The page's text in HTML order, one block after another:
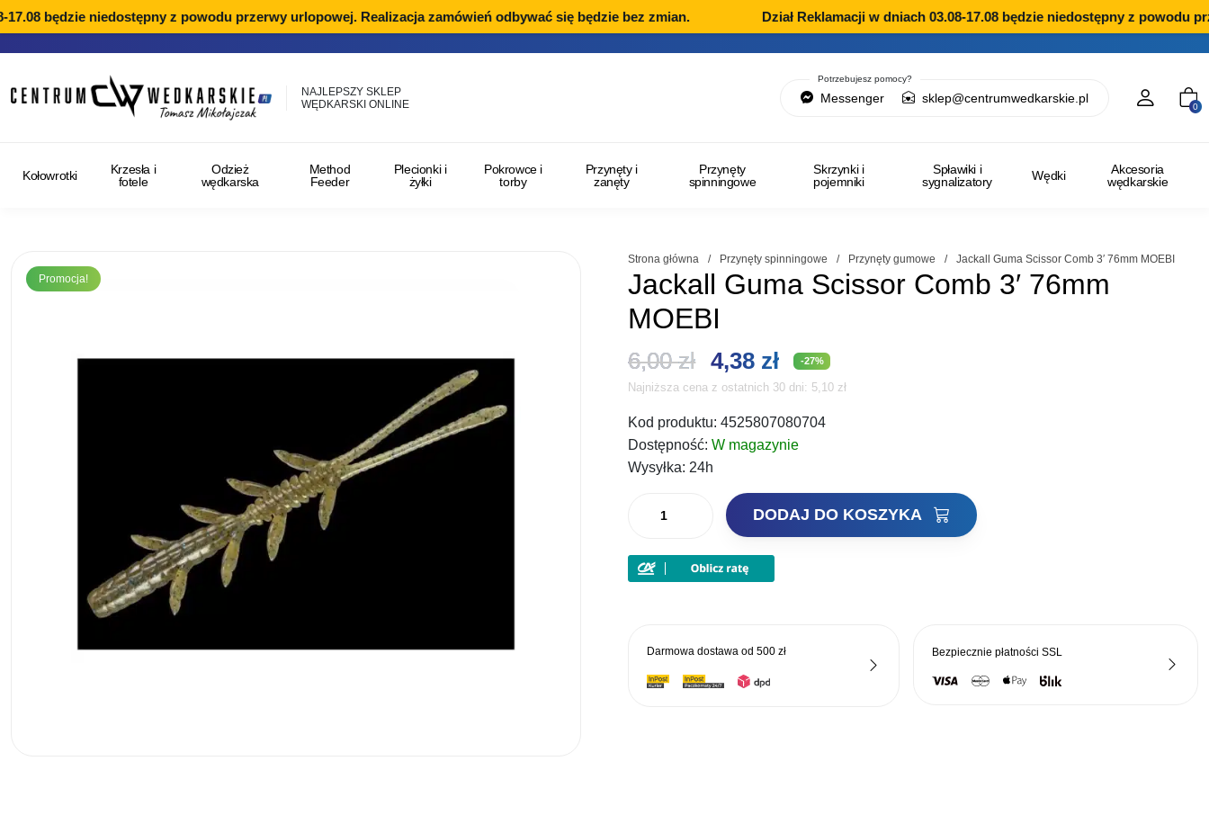
będzie niedostępny z powodu przerwy urlopowej. Realizacja zamówień odbywać się będzie bez zmian. Dział Reklamacji w dniach 03.08-17.08 będzie niedostępny z powodu
NAJLEPSZY SKLEP
WĘDKARSKI ONLINE
Potrzebujesz pomocy?
Messenger sklep@centrumwedkarskie.pl
0
Kołowrotki
Krzesła i
fotele
Odzież
wędkarska
Method
Feeder
Plecionki i
żyłki
Pokrowce i
torby
Przynęty i
zanęty
Przynęty
spinningowe
Skrzynki i
pojemniki
Spławiki i
sygnalizatory
Wędki
Akcesoria
wędkarskie
Promocja!
Strona główna / Przynęty spinningowe / Przynęty gumowe / Jackall Guma Scissor Comb 3′ 76mm MOEBI
Jackall Guma Scissor Comb 3′ 76mm
MOEBI
6,00zł Pierwotna
cena
wynosiła:
6,00 zł.
4,38 złAktualna
cena
wynosi:
-27%
Najniższa cena z ostatnich 30 dni: 5,10 zł
Kod produktu:4525807080704
Dostępność:W magazynie
Wysyłka:24h
Jackall
Scissor
MOEBI
DODAJ DO KOSZYKA
Darmowa dostawa od500 zł Bezpiecznie płatnościSSL